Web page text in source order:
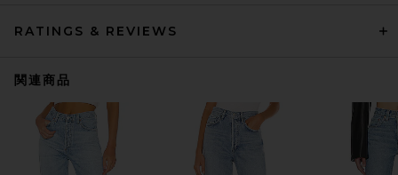
RATINGS & REVIEWS
関連商品